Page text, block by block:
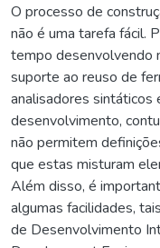
O processo de
não é uma tarefa fácil.
tempo desenvolvendo
suporte ao reuso de
analisadores sintáticos
desenvolvimento,
não permitem
que estas misturam
Além disso, é
algumas facilidades,
de Desenvolvimento